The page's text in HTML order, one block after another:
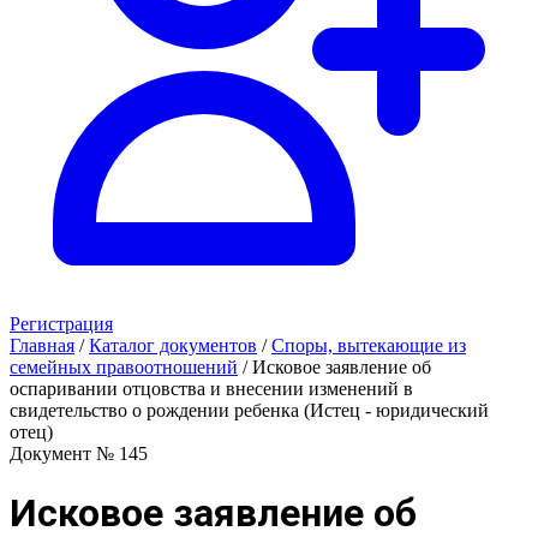
Регистрация
Главная / Каталог документов / Споры, вытекающие из
семейных правоотношений / Исковое заявление об
оспаривании отцовства и внесении изменений в
свидетельство о рождении ребенка (Истец - юридический
отец)
Документ № 145
Исковое заявление об